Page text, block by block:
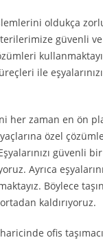
oldukça
güvenli ve
ile
her zaman en ön
özel
güvenli
Ayrıca
Böylece
kaldırıyoruz.
ofis